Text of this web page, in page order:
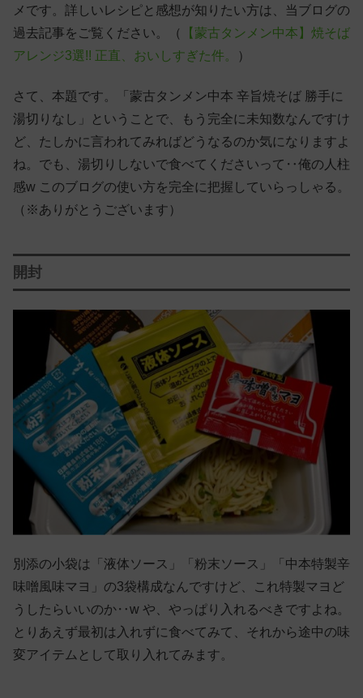
メです。詳しいレシピと感想が知りたい方は、当ブログの
過去記事をご覧ください。（
【蒙古タンメン中本】焼そば
アレンジ3選!! 正直、おいしすぎた件。
）
さて、本題です。「蒙古タンメン中本 辛旨焼そば 勝手に
湯切りなし」ということで、もう完全に未知数なんですけ
ど、たしかに言われてみればどうなるのか気になりますよ
ね。でも、湯切りしないで食べてくださいって‥俺の人柱
感w このブログの使い方を完全に把握していらっしゃる。
（※ありがとうございます）
開封
別添の小袋は「液体ソース」「粉末ソース」「中本特製辛
味噌風味マヨ」の3袋構成なんですけど、これ特製マヨど
うしたらいいのか‥w や、やっぱり入れるべきですよね。
とりあえず最初は入れずに食べてみて、それから途中の味
変アイテムとして取り入れてみます。